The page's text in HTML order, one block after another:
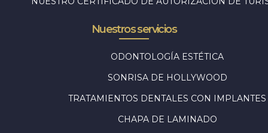
Nuestros servicios
ODONTOLOGÍA ESTÉTICA
SONRISA DE HOLLYWOOD
TRATAMIENTOS DENTALES CON IMPLANTES
CHAPA DE LAMINADO